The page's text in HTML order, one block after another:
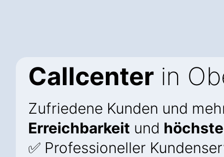
Callcenter in
Zufriedene Kunden und
Erreichbarkeit und
✅ Professioneller